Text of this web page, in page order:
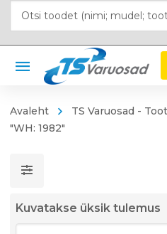
Avaleht TS Varuosad -
"WH: 1982"
Kuvatakse üksik tulemus